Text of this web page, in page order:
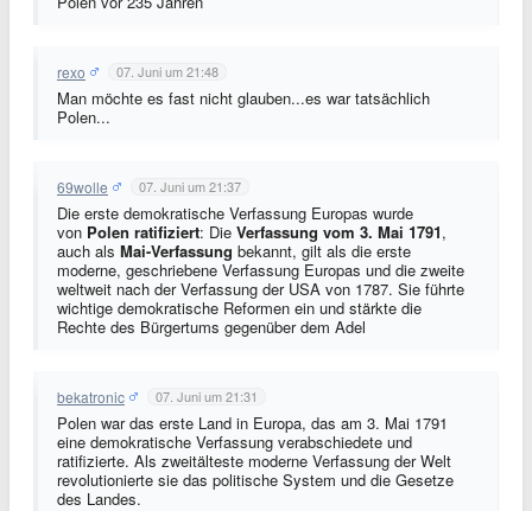
rexo 07. Juni um 21:48
Man möchte es fast nicht glauben...es war tatsächlich
Polen...
69wolle 07. Juni um 21:37
Die erste demokratische Verfassung Europas wurde
von Polen ratifiziert: Die Verfassung vom 3. Mai 1791,
auch als Mai-Verfassung bekannt, gilt als die erste
moderne, geschriebene Verfassung Europas und die zweite
weltweit nach der Verfassung der USA von 1787. Sie führte
wichtige demokratische Reformen ein und stärkte die
Rechte des Bürgertums gegenüber dem Adel
bekatronic 07. Juni um 21:31
Polen war das erste Land in Europa, das am 3. Mai 1791
eine demokratische Verfassung verabschiedete und
ratifizierte. Als zweitälteste moderne Verfassung der Welt
revolutionierte sie das politische System und die Gesetze
des Landes.